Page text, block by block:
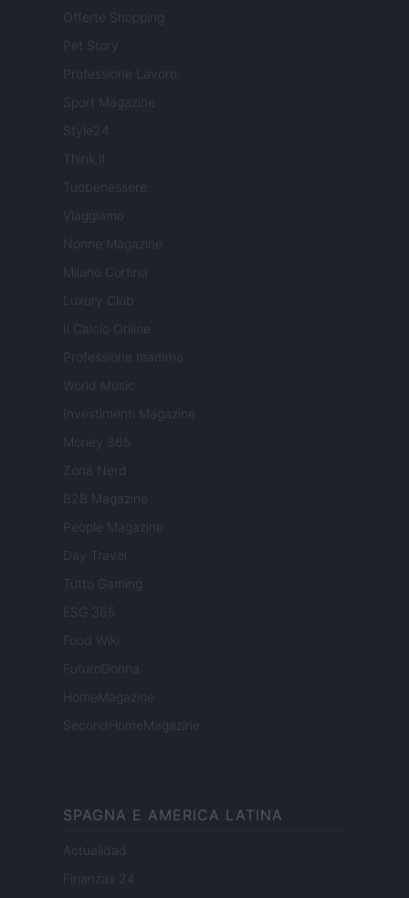
Offerte Shopping
Pet Story
Professione Lavoro
Sport Magazine
Style24
Think.it
Tuobenessere
Viaggiamo
Nonne Magazine
Milano Cortina
Luxury Club
Il Calcio Online
Professione mamma
World Music
Investimenti Magazine
Money 365
Zona Nerd
B2B Magazine
People Magazine
Day Travel
Tutto Gaming
ESG 365
Food Wiki
FuturoDonna
HomeMagazine
SecondHomeMagazine
SPAGNA E AMERICA LATINA
Actualidad
Finanzas 24